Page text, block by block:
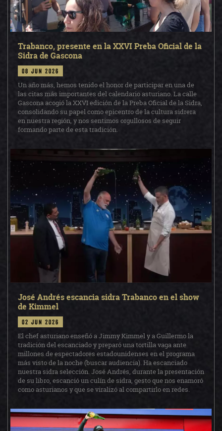
Trabanco, presente en la XXVI Preba Oficial de la
Sidra de Gascona
08 jun 2026
Un año más, hemos tenido el honor de participar en una de
las citas más importantes del calendario asturiano. La calle
Gascona acogió la XXVI edición de la Preba Oficial de la Sidra,
consolidando su papel como epicentro de la cultura sidrera
en nuestra región, y nos sentimos orgullosos de seguir
formando parte de esta tradición.
José Andrés escancia sidra Trabanco en el show
de Kimmel
02 jun 2026
El chef asturiano enseñó a Jimmy Kimmel y a Guillermo la
tradición del escanciado y preparó una tortilla vaga ante
millones de espectadores estadounidenses en el programa
más visto de la noche (buscar audiencia). Ha escanciado
nuestra sidra selección. José Andrés, durante la presentación
de su libro, escanció un culín de sidra, gesto que nos enamoró
como asturianos y que se viralizó al compartirlo en redes.